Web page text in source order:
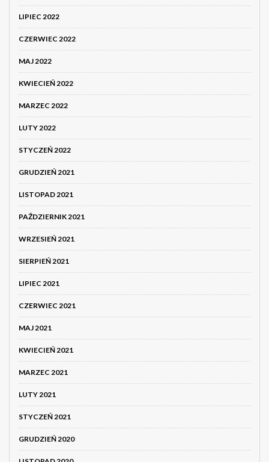
LIPIEC 2022
CZERWIEC 2022
MAJ 2022
KWIECIEŃ 2022
MARZEC 2022
LUTY 2022
STYCZEŃ 2022
GRUDZIEŃ 2021
LISTOPAD 2021
PAŹDZIERNIK 2021
WRZESIEŃ 2021
SIERPIEŃ 2021
LIPIEC 2021
CZERWIEC 2021
MAJ 2021
KWIECIEŃ 2021
MARZEC 2021
LUTY 2021
STYCZEŃ 2021
GRUDZIEŃ 2020